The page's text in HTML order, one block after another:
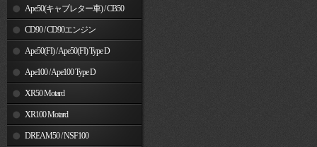
Ape50(キャブレター車) / CB50
CD90 / CD90エンジン
Ape50(FI) / Ape50(FI) Type D
Ape100 / Ape100 Type D
XR50 Motard
XR100 Motard
DREAM50 / NSF100